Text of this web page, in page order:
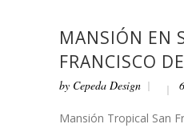
MANSIÓN EN
FRANCISCO
by Cepeda Design
Mansión Tropical San